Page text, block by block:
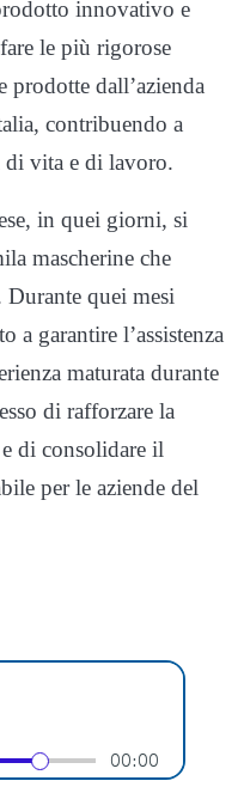
innovativo e
le più rigorose
dall’azienda
contribuendo a
vita e di lavoro.
in quei giorni, si
mascherine che
quei mesi
a garantire l’assistenza
maturata durante
di rafforzare la
di consolidare il
per le aziende del